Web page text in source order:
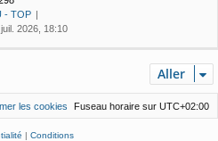
e
r
- TOP
juil. 2026, 18:10
Aller
Fuseau horaire sur UTC+02:00
les cookies
| Conditions